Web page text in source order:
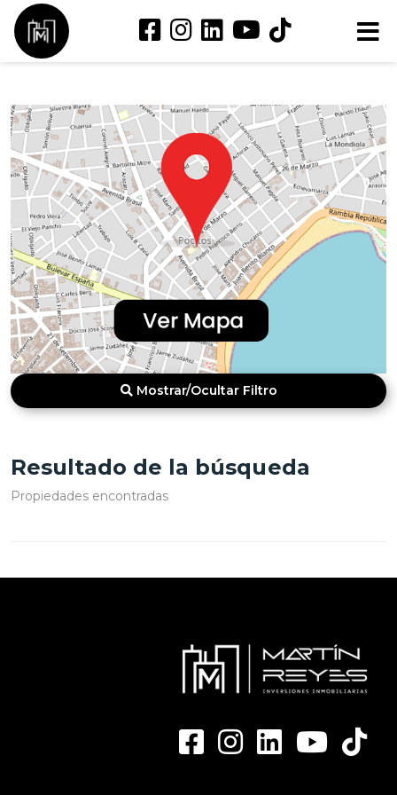
Mostrar/Ocultar Filtro
Resultado de la búsqueda
Propiedades encontradas